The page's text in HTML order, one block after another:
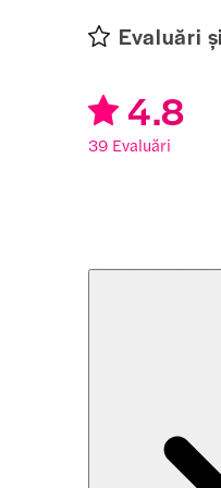
Evaluări
4.8
39 Evaluări